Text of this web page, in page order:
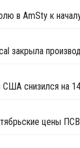
в AmSty к